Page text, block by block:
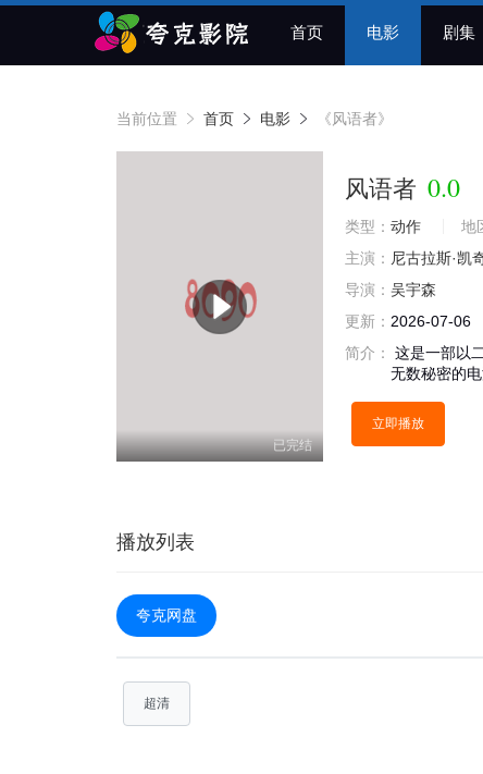
首页 电影 剧集
当前位置 首页 电影 《风语者》
已完结
风语者 0.0
类型： 动作 地
主演： 尼古拉斯·凯
导演： 吴宇森
更新： 2026-07-06
简介：
这是一部以
无数秘密的
立即播放
播放列表
夸克网盘
超清